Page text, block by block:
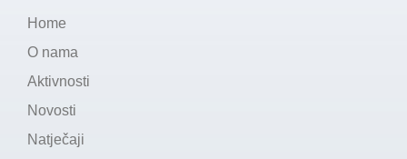
Home
O nama
Aktivnosti
Novosti
Natječaji